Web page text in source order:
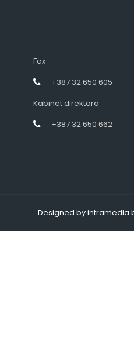
Fax
+387 32 650 605
Kabinet direktora
+387 32 650 662
Designed by